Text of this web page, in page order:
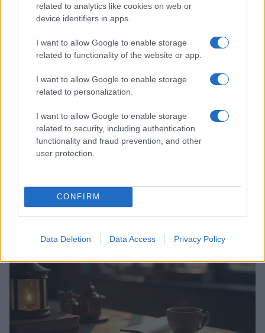
related to analytics like cookies on web or
device identifiers in apps.
I want to allow Google to enable storage
related to functionality of the website or app.
I want to allow Google to enable storage
related to personalization.
I want to allow Google to enable storage
related to security, including authentication
functionality and fraud prevention, and other
user protection.
CONFIRM
Data Deletion Data Access Privacy Policy
NEWS E ATTUALITÀ
tra carburanti, spiagge e incendi
Matteo Pellegrino · 25 Lug 2026